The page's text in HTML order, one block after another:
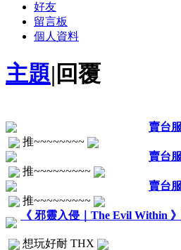
好友
留言板
個人資料
主題| 回覆
賣台
推~~~~~~~~
賣台
推~~~~~~~~~
賣台
推~~~~~~~~~
《 邪靈入侵｜The Evil Within
想玩好耐 THX